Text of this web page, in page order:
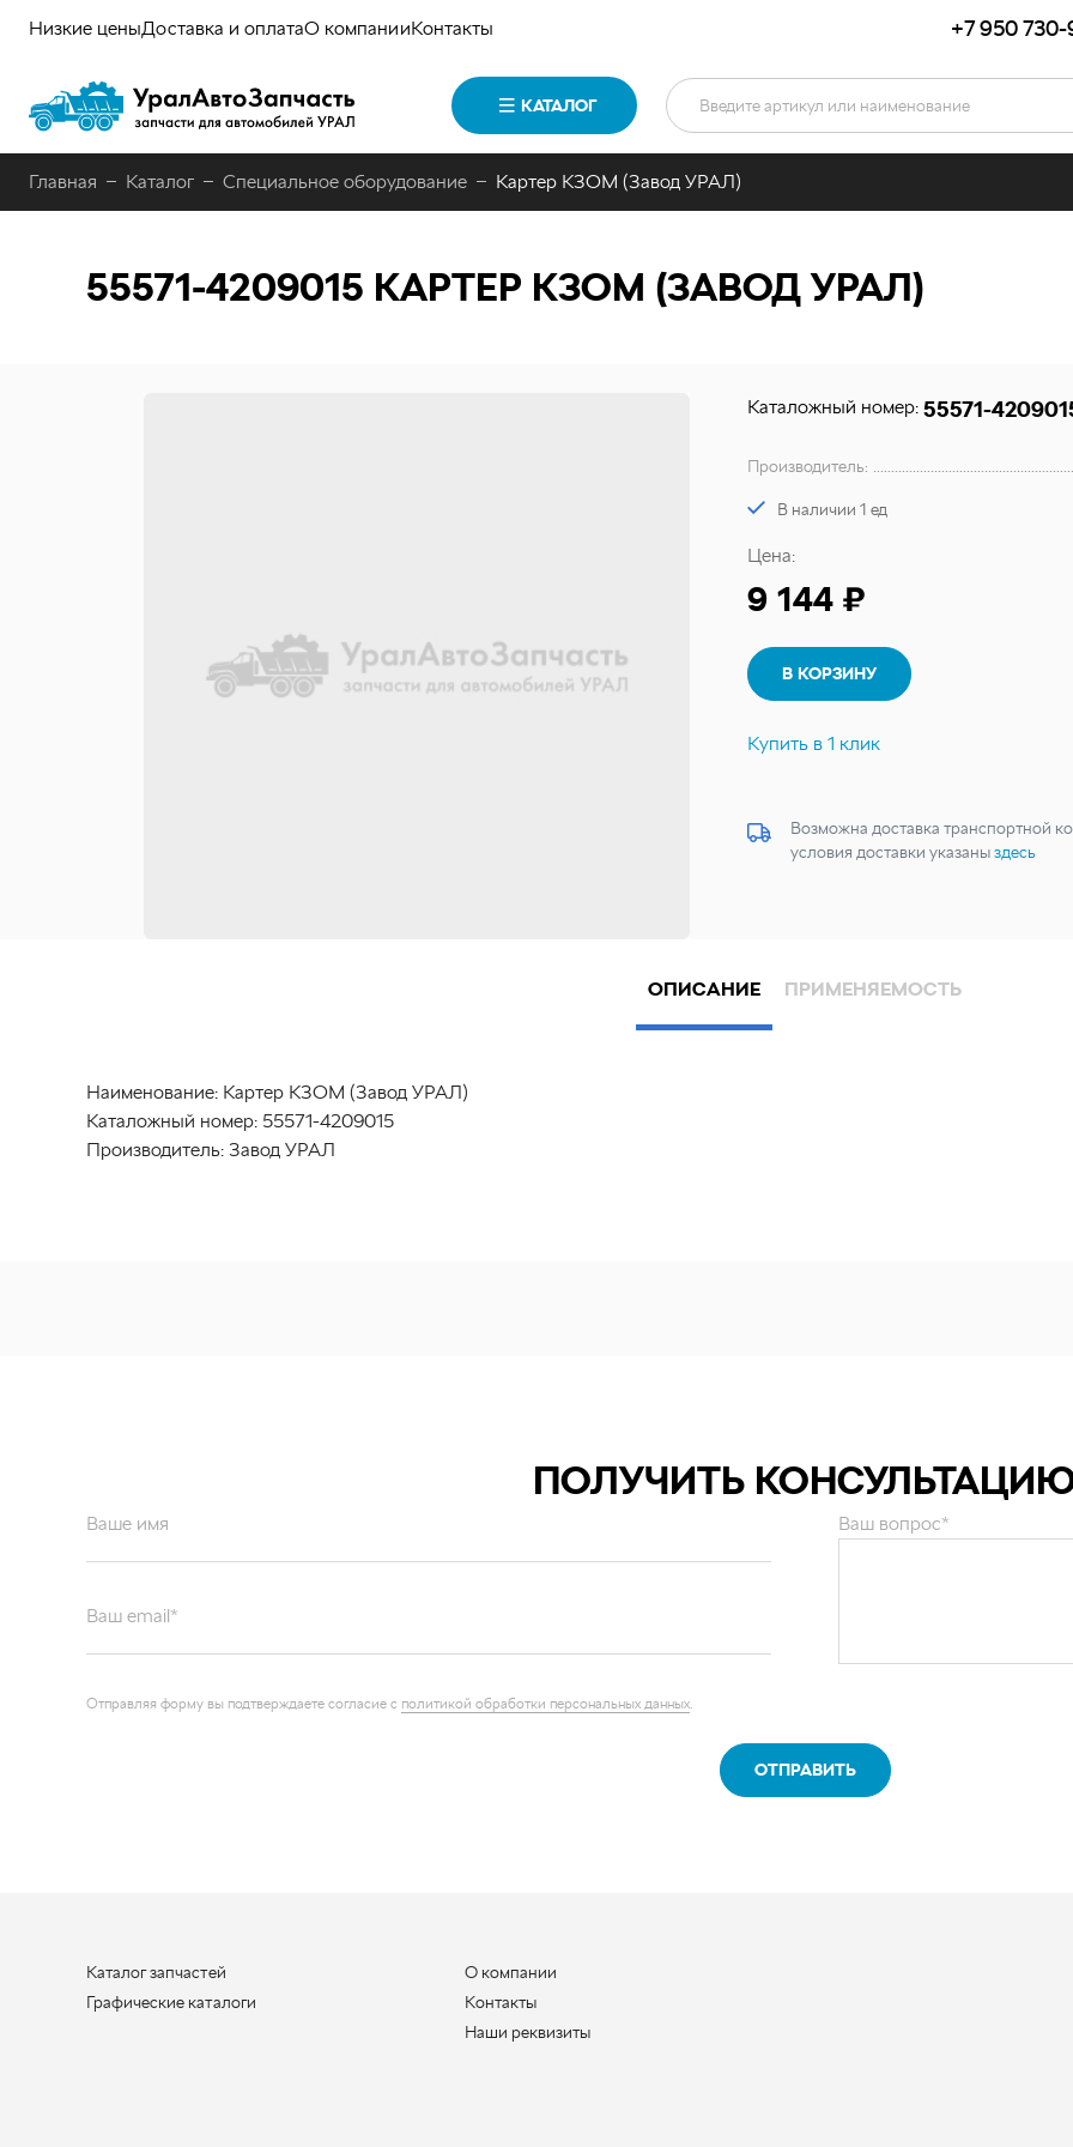
Низкие ценыДоставка и оплатаО компанииКонтакты +7 950 730-
КАТАЛОГ
Главная Каталог Специальное оборудование Картер КЗОМ (Завод УРАЛ)
55571-4209015 КАРТЕР КЗОМ (ЗАВОД УРАЛ)
Каталожный номер: 55571-
Производитель:
В наличии 1 ед
Цена:
9 144 ₽
В КОРЗИНУ
Купить в 1 клик
Возможна доставка транспортной
условия доставки указаныздесь
ОПИСАНИЕ ПРИМЕНЯЕМОСТЬ
Наименование: Картер КЗОМ (Завод УРАЛ)
Каталожный номер: 55571-4209015
Производитель: Завод УРАЛ
ПОЛУЧИТЬ
Ваше имя Ваш вопрос*
Отправляя форму вы подтверждаете согласие с